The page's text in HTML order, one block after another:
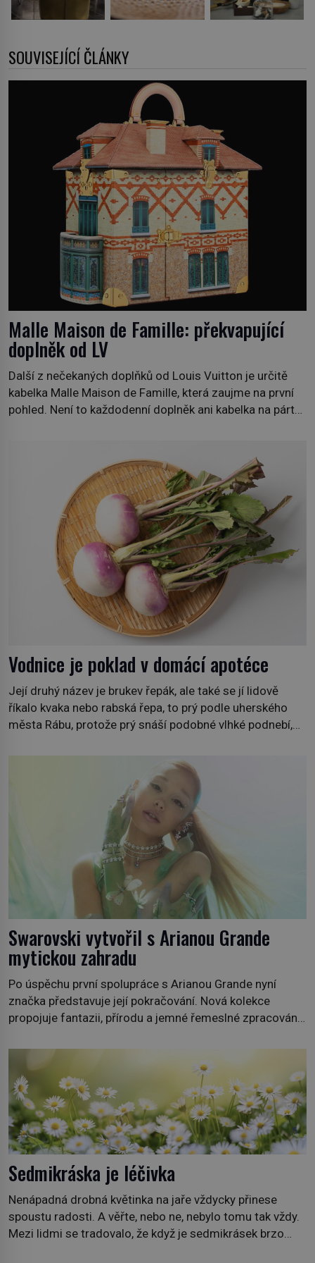
SOUVISEJÍCÍ ČLÁNKY
Malle Maison de Famille: překvapující
doplněk od LV
Další z nečekaných doplňků od Louis Vuitton je určitě
kabelka Malle Maison de Famille, která zaujme na první
pohled. Není to každodenní doplněk ani kabelka na párty,
adrese 18 Rue Louis Vuitton, které bylo postaveno v
roce 1869. […]
Vodnice je poklad v domácí apotéce
Její druhý název je brukev řepák, ale také se jí lidově
říkalo kvaka nebo rabská řepa, to prý podle uherského
města Rábu, protože prý snáší podobné vlhké podnebí,
někdy i v obchodech. Její bulvy jsou bílé, nahoře někdy
Swarovski vytvořil s Arianou Grande
mytickou zahradu
Po úspěchu první spolupráce s Arianou Grande nyní
značka představuje její pokračování. Nová kolekce
propojuje fantazii, přírodu a jemné řemeslné zpracování
třicítka šperků působí hravě a zároveň rafinovaně.
Spolupráce mezi značkou Swarovski a zpěvačkou a
herečkou Arianou Grande vstupuje do nové kapitoly. Po
debutové kolekci, která představila moderní […]
Sedmikráska je léčivka
Nenápadná drobná květinka na jaře vždycky přinese
spoustu radosti. A věřte, nebo ne, nebylo tomu tak vždy.
Mezi lidmi se tradovalo, že když je sedmikrásek brzo